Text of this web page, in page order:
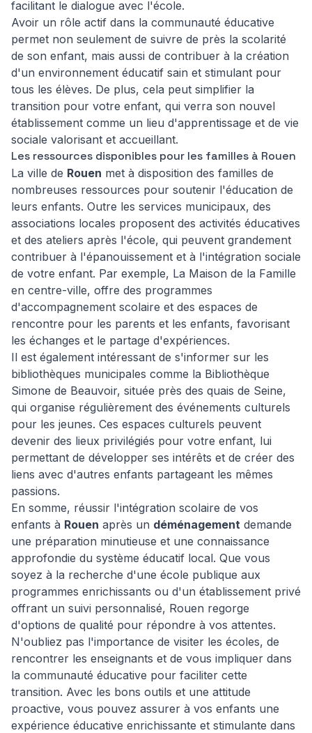
facilitant le dialogue avec l'école.
Avoir un rôle actif dans la communauté éducative
permet non seulement de suivre de près la scolarité
de son enfant, mais aussi de contribuer à la création
d'un environnement éducatif sain et stimulant pour
tous les élèves. De plus, cela peut simplifier la
transition pour votre enfant, qui verra son nouvel
établissement comme un lieu d'apprentissage et de vie
sociale valorisant et accueillant.
Les ressources disponibles pour les familles à Rouen
La ville de Rouen met à disposition des familles de
nombreuses ressources pour soutenir l'éducation de
leurs enfants. Outre les services municipaux, des
associations locales proposent des activités éducatives
et des ateliers après l'école, qui peuvent grandement
contribuer à l'épanouissement et à l'intégration sociale
de votre enfant. Par exemple, La Maison de la Famille
en centre-ville, offre des programmes
d'accompagnement scolaire et des espaces de
rencontre pour les parents et les enfants, favorisant
les échanges et le partage d'expériences.
Il est également intéressant de s'informer sur les
bibliothèques municipales comme la Bibliothèque
Simone de Beauvoir, située près des quais de Seine,
qui organise régulièrement des événements culturels
pour les jeunes. Ces espaces culturels peuvent
devenir des lieux privilégiés pour votre enfant, lui
permettant de développer ses intérêts et de créer des
liens avec d'autres enfants partageant les mêmes
passions.
En somme, réussir l'intégration scolaire de vos
enfants à Rouen après un déménagement demande
une préparation minutieuse et une connaissance
approfondie du système éducatif local. Que vous
soyez à la recherche d'une école publique aux
programmes enrichissants ou d'un établissement privé
offrant un suivi personnalisé, Rouen regorge
d'options de qualité pour répondre à vos attentes.
N'oubliez pas l'importance de visiter les écoles, de
rencontrer les enseignants et de vous impliquer dans
la communauté éducative pour faciliter cette
transition. Avec les bons outils et une attitude
proactive, vous pouvez assurer à vos enfants une
expérience éducative enrichissante et stimulante dans